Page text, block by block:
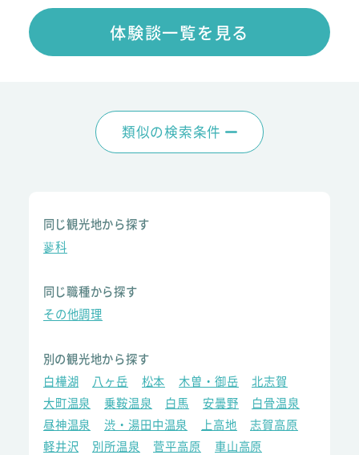
体験談一覧を見る
類似の検索条件
同じ観光地から探す
蓼科
同じ職種から探す
その他調理
別の観光地から探す
白樺湖
八ヶ岳 松本 木曽・御岳
北志賀
大町温泉
乗鞍温泉 白馬 安曇野
白骨温泉
昼神温泉
渋・湯田中温泉 上高地
志賀高原
軽井沢
別所温泉 菅平高原
車山高原